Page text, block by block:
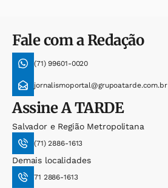
Fale com a Redação
(71) 99601-0020
jornalismoportal@grupoatarde.com.br
AssineA TARDE
Salvador e Região Metropolitana
(71) 2886-1613
Demais localidades
71 2886-1613